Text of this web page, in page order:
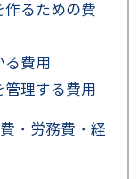
るための費
る費用
理する費用
・労務費・経